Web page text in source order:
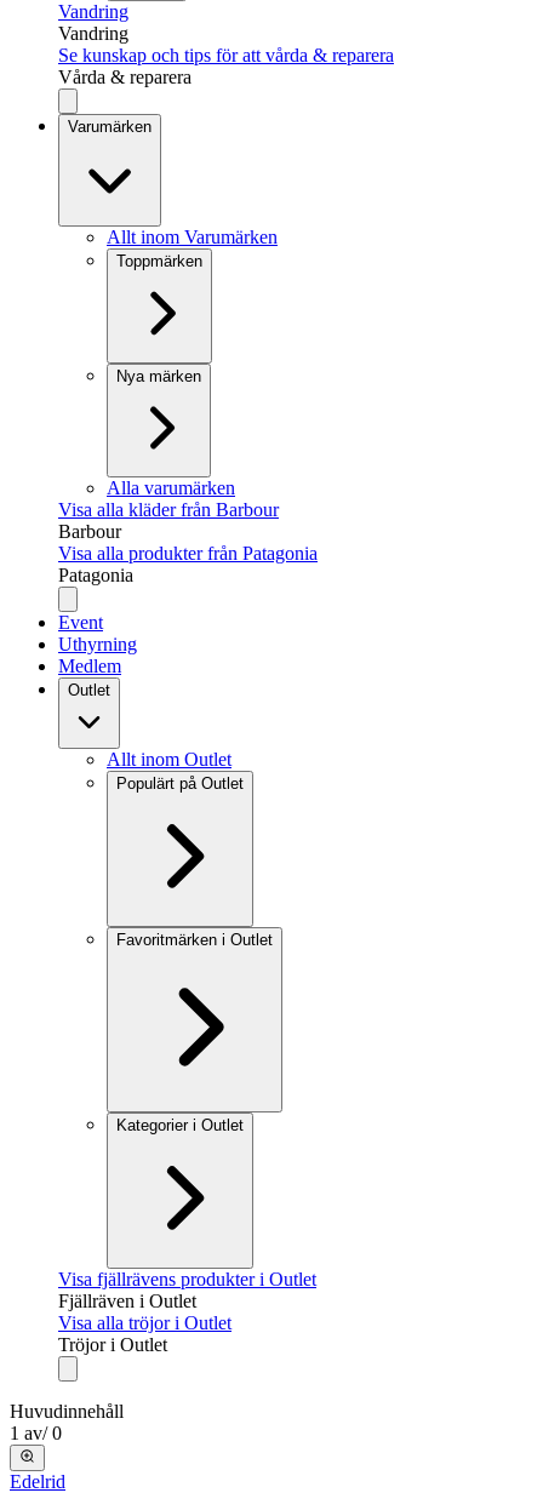
Vandring
Vandring
Se kunskap och tips för att vårda & reparera
Vårda & reparera
Varumärken
Allt inom Varumärken
Toppmärken
Nya märken
Alla varumärken
Visa alla kläder från Barbour
Barbour
Visa alla produkter från Patagonia
Patagonia
Event
Uthyrning
Medlem
Outlet
Allt inom Outlet
Populärt på Outlet
Favoritmärken i Outlet
Kategorier i Outlet
Visa fjällrävens produkter i Outlet
Fjällräven i Outlet
Visa alla tröjor i Outlet
Tröjor i Outlet
Huvudinnehåll
1 av/ 0
Edelrid